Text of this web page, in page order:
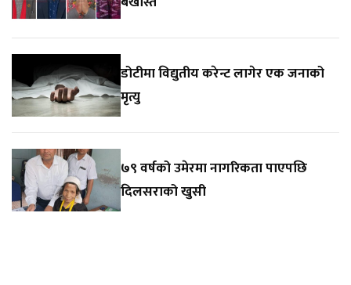
डोटीमा विद्युतीय करेन्ट लागेर एक जनाको
मृत्यु
७९ वर्षको उमेरमा नागरिकता पाएपछि
दिलसराको खुसी